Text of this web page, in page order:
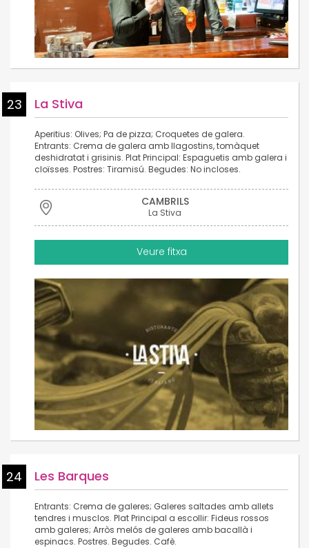
23 La Stiva
Aperitius: Olives; Pa de pizza; Croquetes de galera.
Entrants: Crema de galera amb llagostins, tomàquet
deshidratat i grisinis. Plat Principal: Espaguetis amb galera i
cloïsses. Postres: Tiramisú. Begudes: No incloses.
CAMBRILS
La Stiva
Veure fitxa
24 Les Barques
Entrants: Crema de galeres; Galeres saltades amb allets
tendres i musclos. Plat Principal a escollir: Fideus rossos
amb galeres; Arròs melós de galeres amb bacallà i
espinacs. Postres. Begudes. Cafè.